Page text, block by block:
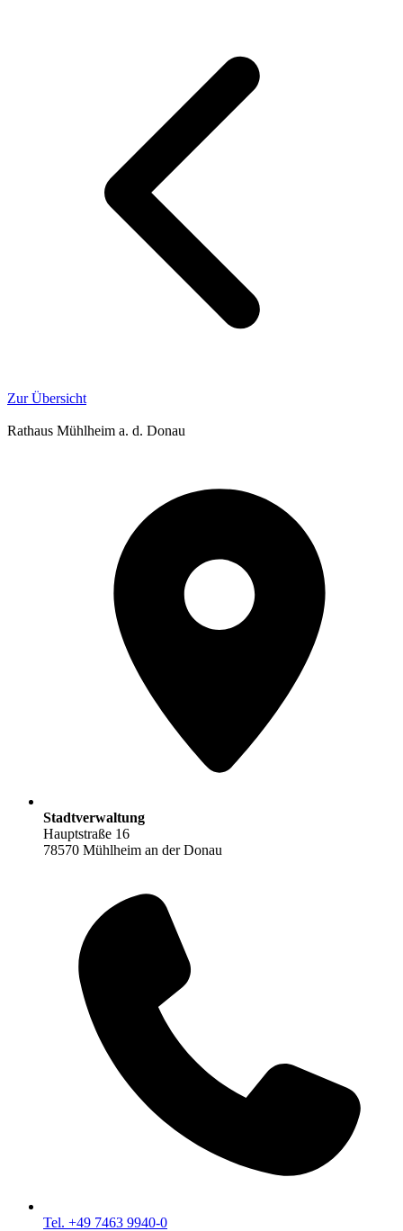
Zur Übersicht
Rathaus Mühlheim a. d. Donau
Stadtverwaltung
Hauptstraße 16
78570 Mühlheim an der Donau
Tel. +49 7463 9940-0